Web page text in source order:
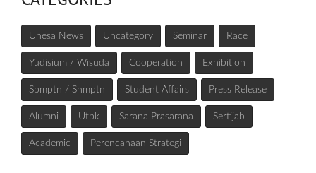
Unesa News Uncategory Seminar Race
Yudisium / Wisuda Cooperation Exhibition
Sbmptn / Snmptn Student Affairs Press Release
Alumni Utbk Sarana Prasarana Sertijab
Academic Perencanaan Strategi